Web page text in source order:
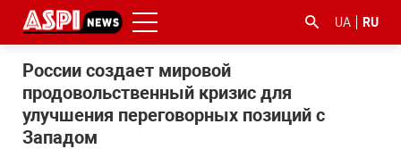
UA RU
России создает мировой
продовольственный кризис для
улучшения переговорных позиций с
Западом